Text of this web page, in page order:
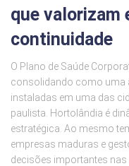
que valorizam
continuidade
O Plano de Saúde
consolidando como uma
instaladas em uma das
paulista. Hortolândia é
estratégica. Ao mesmo
empresas maduras e
decisões importantes nas